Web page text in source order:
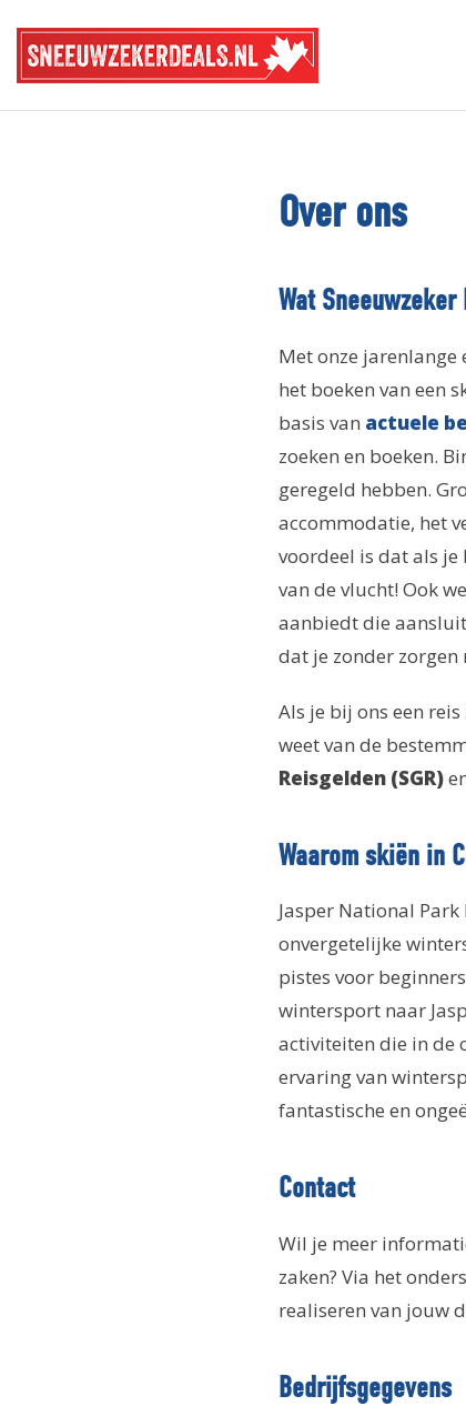
Over ons
Wat
Met onze
het boeken van een
basis van actuele
zoeken en boeken.
geregeld hebben.
accommodatie, het
voordeel is dat als
van de vlucht! Ook
aanbiedt die
dat je zonder zorgen
Als je bij ons een
weet van de
Reisgelden (SGR)
Waarom skiën in
Jasper National
onvergetelijke
pistes voor
wintersport naar
activiteiten die in de
ervaring van
fantastische en
Contact
Wil je meer
zaken? Via het
realiseren van jouw
Bedrijfsgegevens